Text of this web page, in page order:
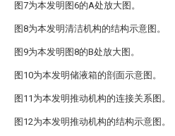
图7为本发明图6的A处放大图。
图8为本发明清洁机构的结构示意图。
图9为本发明图8的B处放大图。
图10为本发明储液箱的剖面示意图。
图11为本发明推动机构的连接关系图。
图12为本发明推动机构的结构示意图。